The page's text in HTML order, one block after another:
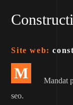
Site web:
M
Mandat
seo.